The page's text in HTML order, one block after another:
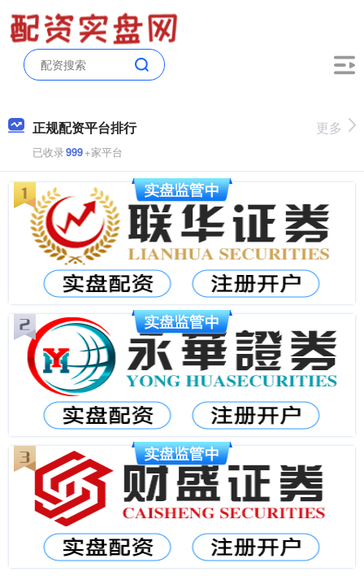
正规配资平台排行
已收录999+家平台
更多